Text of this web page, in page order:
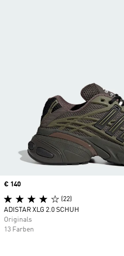
Price
€ 140
(22)
ADISTAR XLG 2.0 SCHUH
Originals
13 Farben